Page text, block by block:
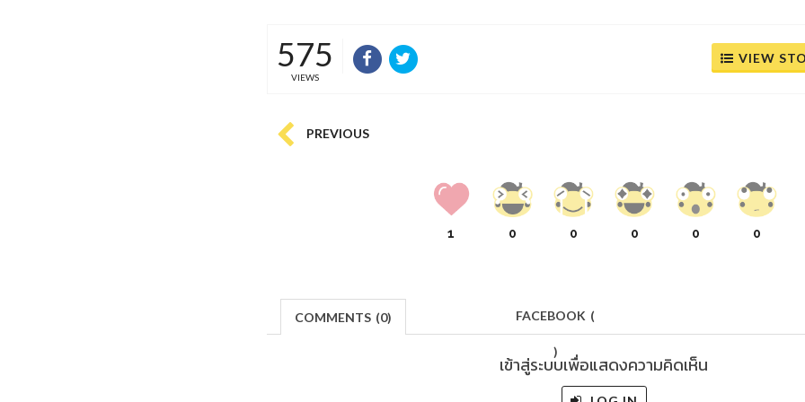
575
VIEWS
VIEW
PREVIOUS
1 0 0 0 0 0
COMMENTS (0) FACEBOOK (
)
เข้าสู่ระบบเพื่อแสดงความคิดเห็น